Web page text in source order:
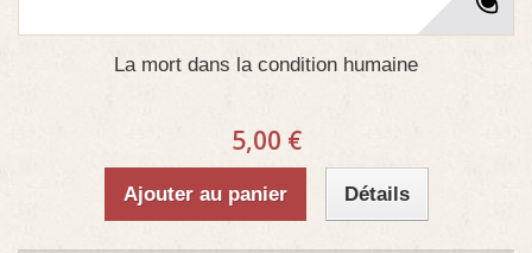
La mort dans la condition humaine
5,00 €
Ajouter au panier Détails